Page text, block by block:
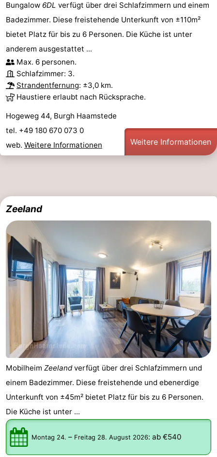
Bungalow 6DL verfügt über drei Schlafzimmern und einem
Badezimmer. Diese freistehende Unterkunft von ±110m²
bietet Platz für bis zu 6 Personen. Die Küche ist unter
anderem ausgestattet ...
Max. 6 personen.
Schlafzimmer: 3.
Strandentfernung: ±3,0 km.
Haustiere erlaubt nach Rücksprache.
Hogeweg 44, Burgh Haamstede
tel. +49 180 670 073 0
web. Weitere Informationen Weitere Informationen
Zeeland
Mobilheim Zeelandverfügt über drei Schlafzimmern und
einem Badezimmer. Diese freistehende und ebenerdige
Unterkunft von ±45m² bietet Platz für bis zu 6 Personen.
Die Küche ist unter ...
Montag 24. – Freitag 28. August 2026: ab €540